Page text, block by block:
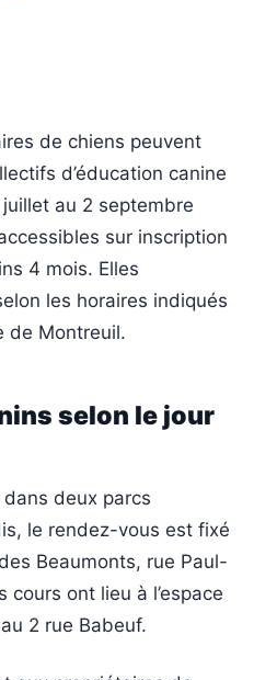
de chiens peuvent
d’éducation canine
au 2 septembre
sur inscription
4 mois. Elles
les horaires indiqués
de Montreuil.
selon le jour
deux parcs
le rendez-vous est fixé
Beaumonts, rue Paul-
cours ont lieu à l’espace
2 rue Babeuf.